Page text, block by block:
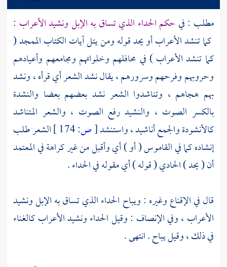
مطلب : فيحكم الحداء الذي تساق به الإبل ونشيد الأعراب :
كما تنشدالأعرابأو يحد قوله ومن يتل آيات الكتاب الممجد (
كما تنشد الأعراب ) في محافلهم وخلواتهم ومجامعهم وأعيادهم
وحروبهم وفرحهم وسرورهم ، يقال نشد الشعر أي قرأه ، ونشد
بهم هجاهم ، وتناشدوا الشعر نشد بعضهم بعضا والنشدة
بالكسر الصوت ، والنشيد رفع الصوت ، والشعر المتناشد
كالأنشودة والجمع أناشيد ، واستنشد[ص:
الشعر طلب
إنشاده كما في القاموس ( أو ) أي وأقبل من غير كراهة في المعتمد
أن ( يحد ) الحادي ( قوله ) أي مقوله في الحداء .
قال في الإقناع وغيره : ويباح الحداء الذي تساق به الإبل ونشيد
الأعراب ، وفي الإنصاف : وقيل الحداء ونشيدالأعرابكالغناء
في ذلك ، وقيل يباح . انتهى .